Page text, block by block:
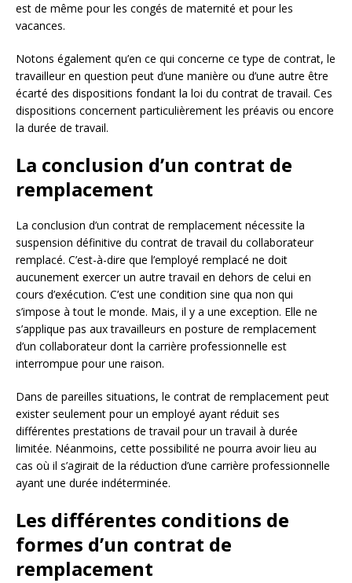
est de même pour les congés de maternité et pour les
vacances.
Notons également qu’en ce qui concerne ce type de contrat, le
travailleur en question peut d’une manière ou d’une autre être
écarté des dispositions fondant la loi du contrat de travail. Ces
dispositions concernent particulièrement les préavis ou encore
la durée de travail.
La conclusion d’un contrat de
remplacement
La conclusion d’un contrat de remplacement nécessite la
suspension définitive du contrat de travail du collaborateur
remplacé. C’est-à-dire que l’employé remplacé ne doit
aucunement exercer un autre travail en dehors de celui en
cours d’exécution. C’est une condition sine qua non qui
s’impose à tout le monde. Mais, il y a une exception. Elle ne
s’applique pas aux travailleurs en posture de remplacement
d’un collaborateur dont la carrière professionnelle est
interrompue pour une raison.
Dans de pareilles situations, le contrat de remplacement peut
exister seulement pour un employé ayant réduit ses
différentes prestations de travail pour un travail à durée
limitée. Néanmoins, cette possibilité ne pourra avoir lieu au
cas où il s’agirait de la réduction d’une carrière professionnelle
ayant une durée indéterminée.
Les différentes conditions de
formes d’un contrat de
remplacement